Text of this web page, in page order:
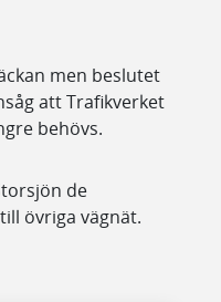
men beslutet
att Trafikverket
behövs.
de
övriga vägnät.